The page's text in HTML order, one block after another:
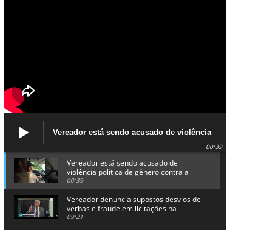
Vereador está sendo acusado de violência
política de gênero contra a prefeita Lucinha
00:39
Vereador está sendo acusado de
violência política de gênero contra a
prefeita Lucinha da Saúde
00:39
Vereador denuncia supostos desvios de
verbas e fraude em licitações na
Prefeitura de Alhandra
09:21